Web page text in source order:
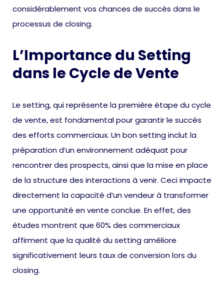
considérablement vos chances de succès dans le
processus de closing.
L’Importance du Setting
dans le Cycle de Vente
Le setting, qui représente la première étape du cycle
de vente, est fondamental pour garantir le succès
des efforts commerciaux. Un bon setting inclut la
préparation d’un environnement adéquat pour
rencontrer des prospects, ainsi que la mise en place
de la structure des interactions à venir. Ceci impacte
directement la capacité d’un vendeur à transformer
une opportunité en vente conclue. En effet, des
études montrent que 60% des commerciaux
affirment que la qualité du setting améliore
significativement leurs taux de conversion lors du
closing.